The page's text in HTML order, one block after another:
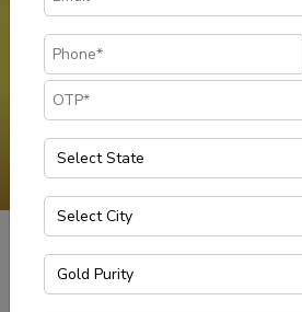
If you are looking for fast cash, you can
in Madhya Pradesh through Muthoot
& Most Trusted gold buyers in Madhya
GET IN TOUCH
Home Buyers Sell Gold Cash
मध्य प्रदेश में बेचें सोना